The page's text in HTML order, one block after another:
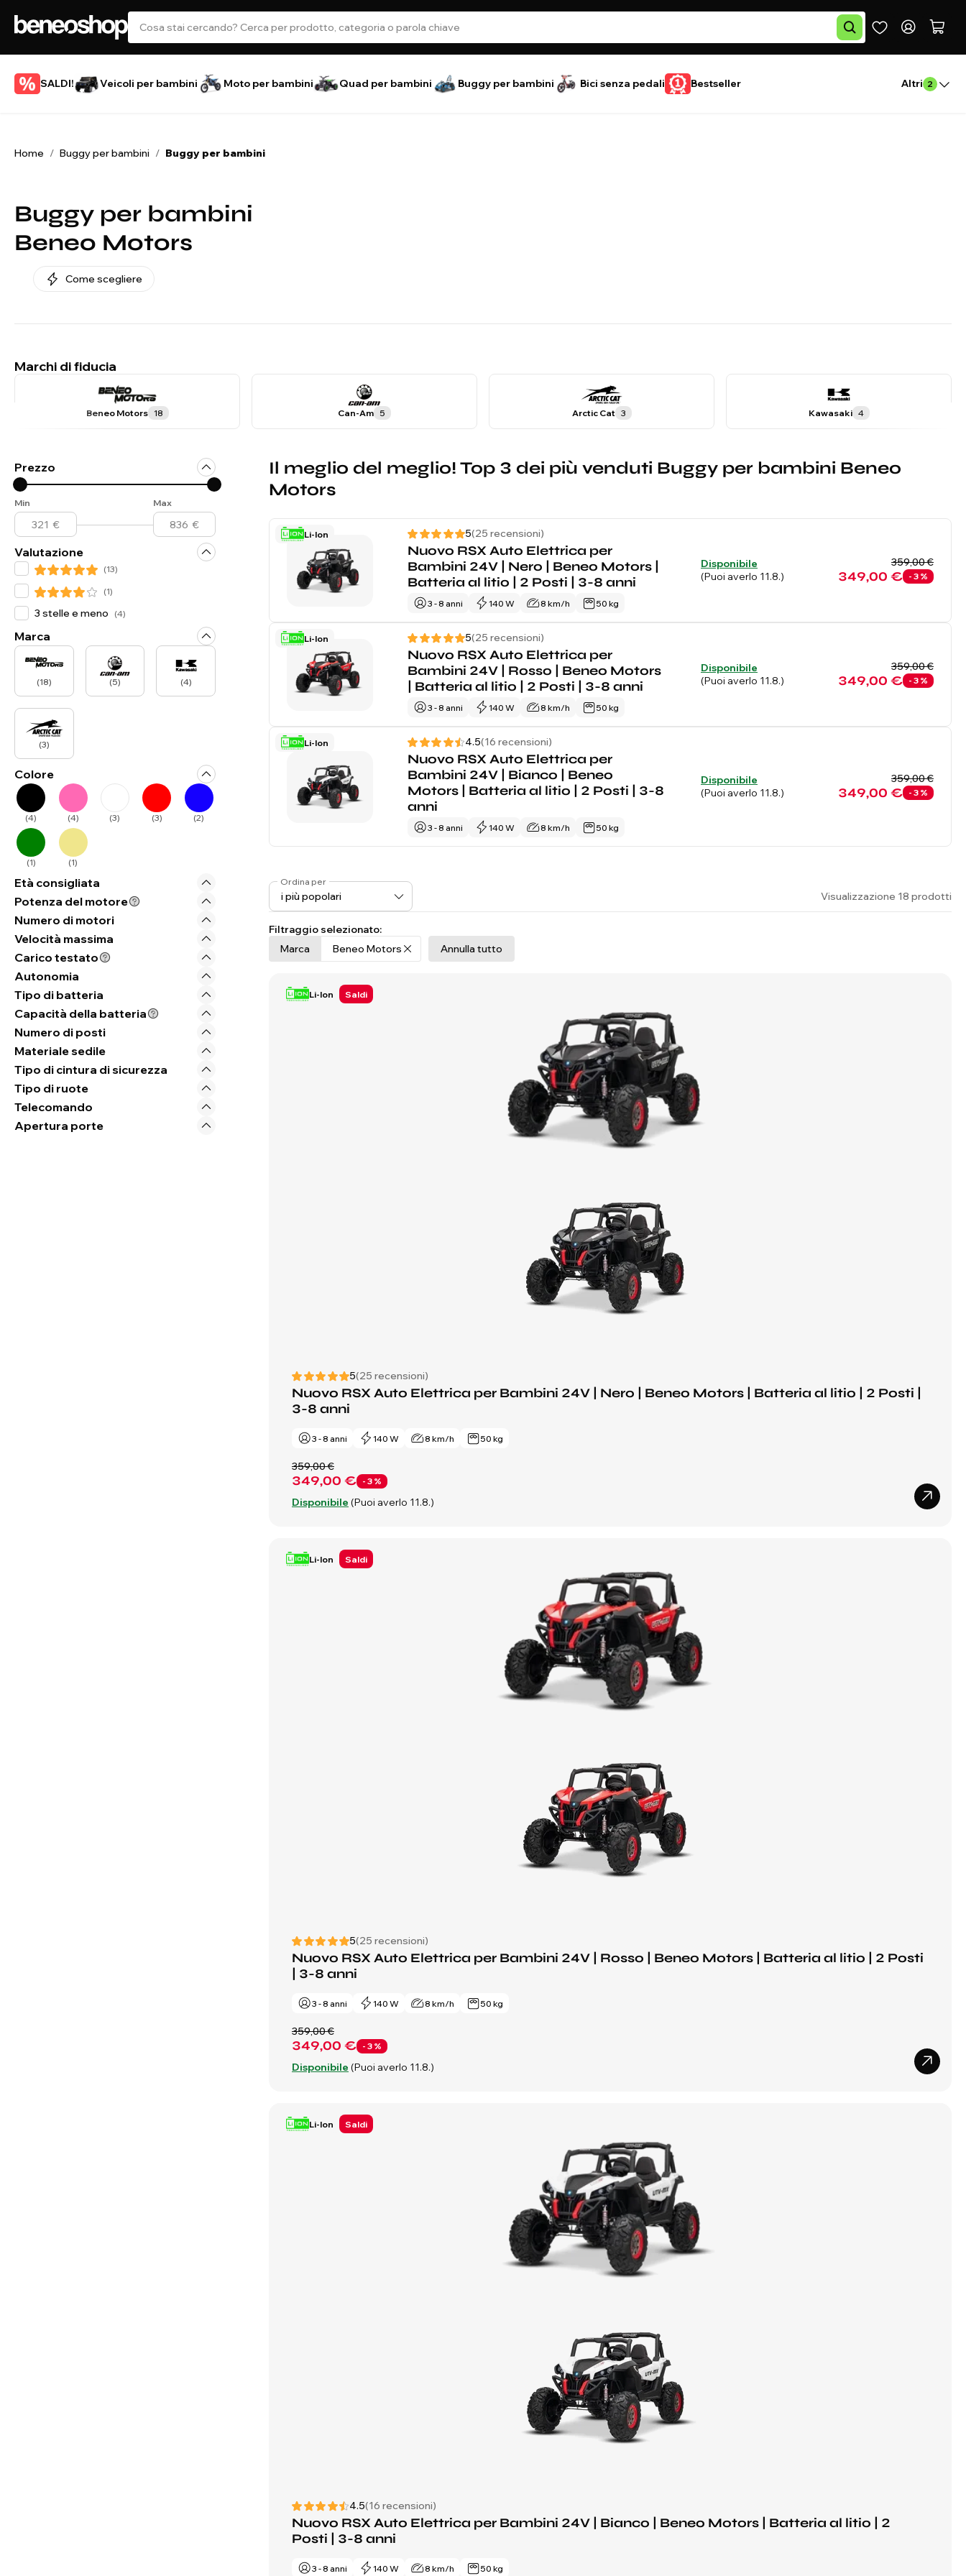
SALDI! Veicoli per bambini Moto per bambini Quad per bambini Buggy per bambini Bici senza pedali Bestseller Altri 2
Home / Buggy per bambini / Buggy per bambini
Buggy per bambini
Beneo Motors
Come scegliere
Marchi di fiducia
Beneo Motors 18 Can-Am 5 Arctic Cat 3 Kawasaki 4
Prezzo
Min Max
Valutazione
(13)
(1)
3 stelle e meno (4)
Marca
(18) (5) (4)
(3)
Colore
(4) (4) (3) (3) (2)
(1) (1)
Età consigliata
Potenza del motore
Numero di motori
Velocità massima
Carico testato
Autonomia
Tipo di batteria
Capacità della batteria
Numero di posti
Materiale sedile
Tipo di cintura di sicurezza
Tipo di ruote
Telecomando
Apertura porte
Il meglio del meglio! Top 3 dei più venduti Buggy per bambini Beneo
Motors
Li-Ion 5(25 recensioni)
Nuovo RSX Auto Elettrica per
Bambini 24V | Nero | Beneo Motors |
Batteria al litio | 2 Posti | 3-8 anni
3 - 8 anni 140 W 8 km/h 50 kg
349,00 € - 3 %
359,00 €
Disponibile
(Puoi averlo 11.8.)
Li-Ion 5(25 recensioni)
Nuovo RSX Auto Elettrica per
Bambini 24V | Rosso | Beneo Motors
| Batteria al litio | 2 Posti | 3-8 anni
3 - 8 anni 140 W 8 km/h 50 kg
349,00 € - 3 %
359,00 €
Disponibile
(Puoi averlo 11.8.)
Li-Ion 4.5(16 recensioni)
Nuovo RSX Auto Elettrica per
Bambini 24V | Bianco | Beneo
Motors | Batteria al litio | 2 Posti | 3-8
anni
3 - 8 anni 140 W 8 km/h 50 kg
349,00 € - 3 %
359,00 €
Disponibile
(Puoi averlo 11.8.)
Ordina per
Visualizzazione 18 prodotti
Filtraggio selezionato:
Annulla tutto
Marca Beneo Motors
Li-Ion Saldi
5(25 recensioni)
Nuovo RSX Auto Elettrica per Bambini 24V | Nero | Beneo Motors | Batteria al litio | 2 Posti |
3-8 anni
3 - 8 anni 140 W 8 km/h 50 kg
349,00 € - 3 %
359,00 €
Disponibile (Puoi averlo 11.8.)
Li-Ion Saldi
5(25 recensioni)
Nuovo RSX Auto Elettrica per Bambini 24V | Rosso | Beneo Motors | Batteria al litio | 2 Posti
| 3-8 anni
3 - 8 anni 140 W 8 km/h 50 kg
349,00 € - 3 %
359,00 €
Disponibile (Puoi averlo 11.8.)
Li-Ion Saldi
4.5(16 recensioni)
Nuovo RSX Auto Elettrica per Bambini 24V | Bianco | Beneo Motors | Batteria al litio | 2
Posti | 3-8 anni
3 - 8 anni 140 W 8 km/h 50 kg